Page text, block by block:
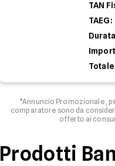
TAN
TAEG:
*Annuncio Promozionale ,
comparatore sono da
offerto ai
Prodotti